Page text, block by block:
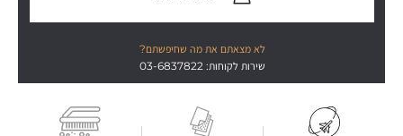
לא מצאתם את מה שחיפשתם?
שירות לקוחות: 03-6837822